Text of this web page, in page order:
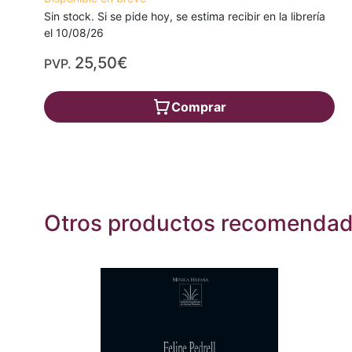
Sin stock. Si se pide hoy, se estima recibir en la librería
el 10/08/26
PVP. 25,50€
Comprar
Otros productos